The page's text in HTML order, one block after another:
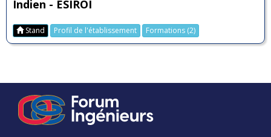
Indien - ESIROI
Stand Profil de l'établissement Formations (2)